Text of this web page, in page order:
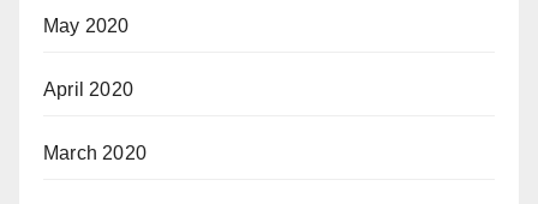
May 2020
April 2020
March 2020